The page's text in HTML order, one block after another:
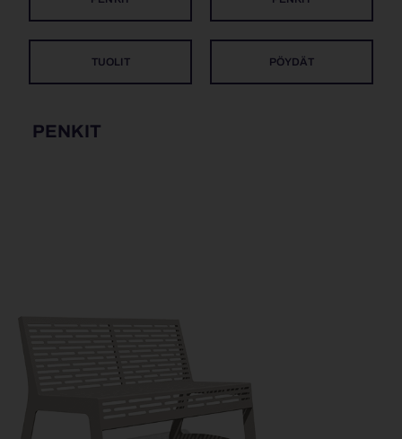
TUOLIT PÖYDÄT
PENKIT